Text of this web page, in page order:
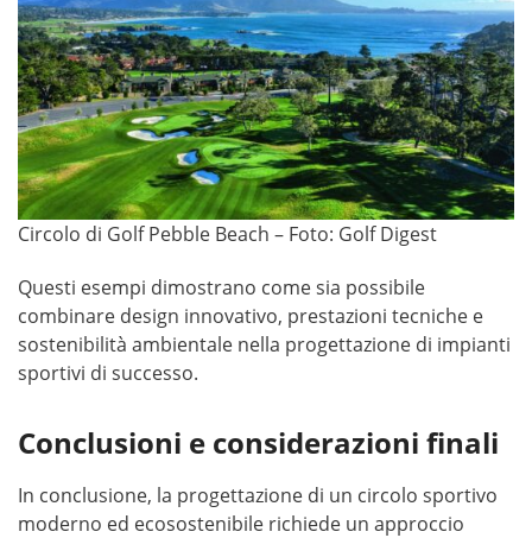
Circolo di Golf Pebble Beach – Foto: Golf Digest
Questi esempi dimostrano come sia possibile
combinare design innovativo, prestazioni tecniche e
sostenibilità ambientale nella progettazione di impianti
sportivi di successo.
Conclusioni e considerazioni finali
In conclusione, la progettazione di un circolo sportivo
moderno ed ecosostenibile richiede un approccio